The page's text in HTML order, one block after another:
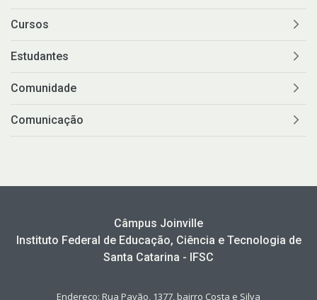
Cursos
Estudantes
Comunidade
Comunicação
Câmpus Joinville
Instituto Federal de Educação, Ciência e Tecnologia de
Santa Catarina - IFSC
Endereço: Rua Pavão, 1377, bairro Costa e Silva